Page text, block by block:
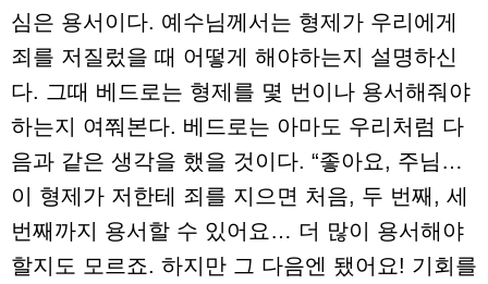
심은 용서이다. 예수님께서는 형제가 우리에게
죄를 저질렀을 때 어떻게 해야하는지 설명하신
다. 그때 베드로는 형제를 몇 번이나 용서해줘야
하는지 여쭤본다. 베드로는 아마도 우리처럼 다
음과 같은 생각을 했을 것이다. “좋아요, 주님…
이 형제가 저한테 죄를 지으면 처음, 두 번째, 세
번째까지 용서할 수 있어요… 더 많이 용서해야
할지도 모르죠. 하지만 그 다음엔 됐어요! 기회를